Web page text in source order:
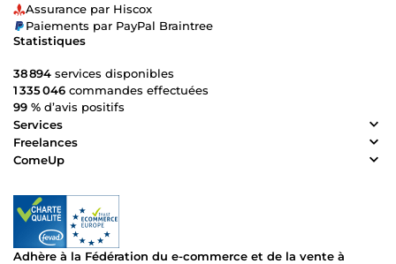
Assurance par Hiscox
Paiements par PayPal Braintree
Statistiques
38 894 services disponibles
1 335 046 commandes effectuées
99 % d’avis positifs
Services
Freelances
ComeUp
Adhère à la Fédération du e-commerce et de la vente à